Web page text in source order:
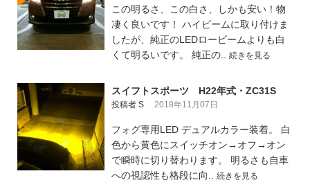
この明るさ、この白さ、しかも安い！物
凄く良いです！ ハイビームに取り付けま
したが、純正のLEDロービームよりも白
くて明るいです。 純正の.. 続きを見る
スイフトスポーツ H22年式・ZC31S
投稿者 S 2018年11月07日
フォグ専用LED デュアルカラー装着。 白
色から黄色にスイッチオン→オフ→オン
で瞬時に切り替わります。 明るさも自車
への視認性も格段に向.. 続きを見る